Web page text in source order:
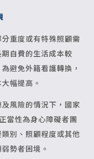
重度或有特殊照顧需
自費的生活成本較
避免外籍看護轉換，
幅提高。
風險的情況下，國家
當性為身心障礙者團
別、照顧程度或其他
勢者困境。